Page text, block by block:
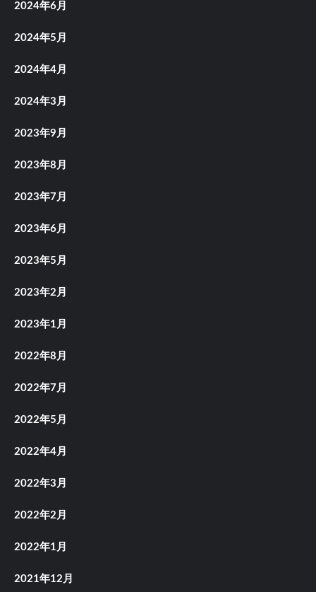
2024年6月
2024年5月
2024年4月
2024年3月
2023年9月
2023年8月
2023年7月
2023年6月
2023年5月
2023年2月
2023年1月
2022年8月
2022年7月
2022年5月
2022年4月
2022年3月
2022年2月
2022年1月
2021年12月